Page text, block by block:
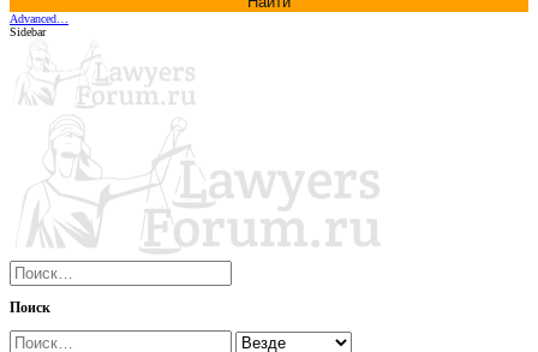
Advanced…
Sidebar
Поиск